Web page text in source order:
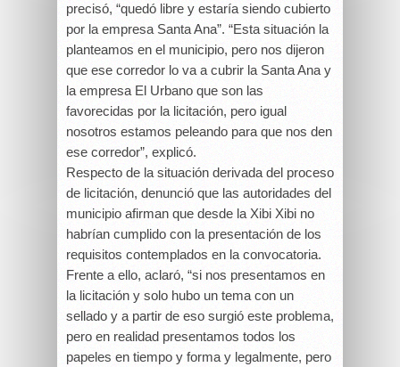
precisó, “quedó libre y estaría siendo cubierto
por la empresa Santa Ana”. “Esta situación la
planteamos en el municipio, pero nos dijeron
que ese corredor lo va a cubrir la Santa Ana y
la empresa El Urbano que son las
favorecidas por la licitación, pero igual
nosotros estamos peleando para que nos den
ese corredor”, explicó.
Respecto de la situación derivada del proceso
de licitación, denunció que las autoridades del
municipio afirman que desde la Xibi Xibi no
habrían cumplido con la presentación de los
requisitos contemplados en la convocatoria.
Frente a ello, aclaró, “si nos presentamos en
la licitación y solo hubo un tema con un
sellado y a partir de eso surgió este problema,
pero en realidad presentamos todos los
papeles en tiempo y forma y legalmente, pero